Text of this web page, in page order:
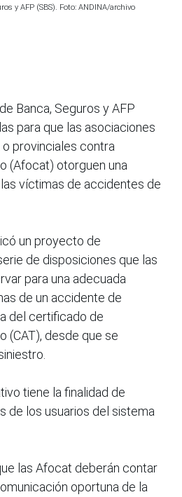
y AFP (SBS). Foto: ANDINA/archivo
Banca, Seguros y AFP
para que las asociaciones
provinciales contra
(Afocat) otorguen una
víctimas de accidentes de
un proyecto de
de disposiciones que las
para una adecuada
de un accidente de
del certificado de
(CAT), desde que se
tiene la finalidad de
de los usuarios del sistema
las Afocat deberán contar
oportuna de la